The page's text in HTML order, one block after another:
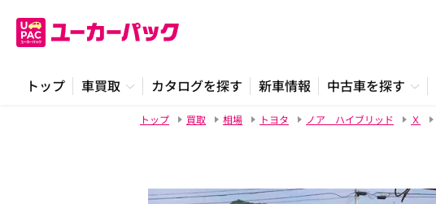
トップ 車買取 カタログを探す 新車情報 中古車を探す
トップ 買取 相場 トヨタ ノア ハイブリッド Ｘ